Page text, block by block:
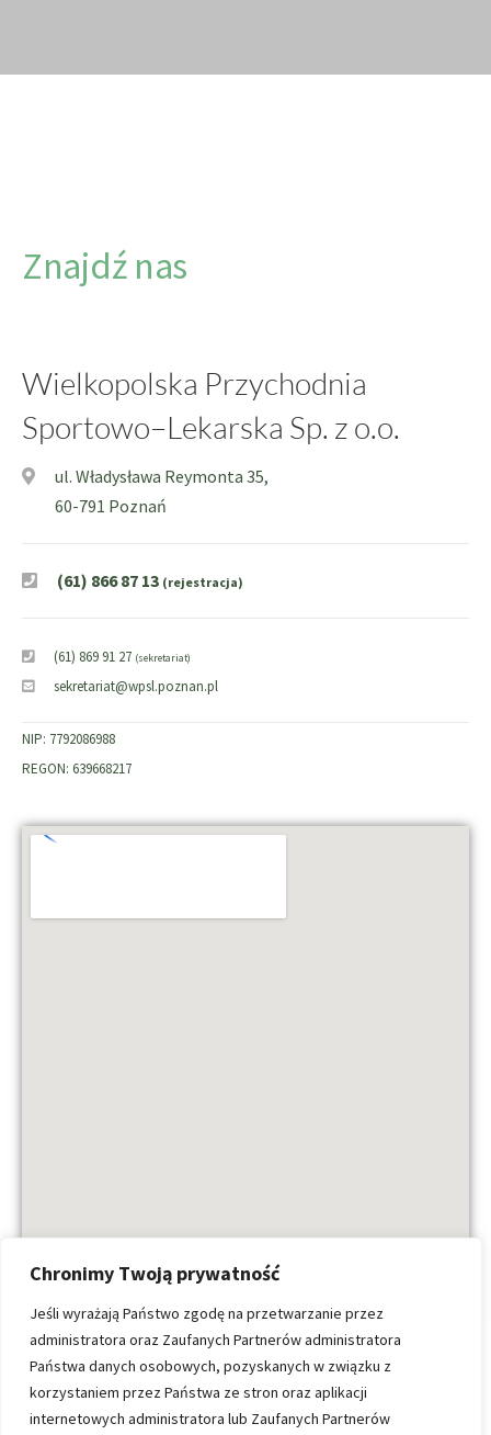
Chronimy Twoją prywatność
Jeśli wyrażają Państwo zgodę na przetwarzanie przez
administratora oraz Zaufanych Partnerów administratora
Państwa danych osobowych, pozyskanych w związku z
korzystaniem przez Państwa ze stron oraz aplikacji
internetowych administratora lub Zaufanych Partnerów
Znajdź nas
Wielkopolska Przychodnia
Sportowo–Lekarska Sp. z o.o.
ul. Władysława Reymonta 35,
60-791 Poznań
(61) 866 87 13 (rejestracja)
(61) 869 91 27 (sekretariat)
sekretariat@wpsl.poznan.pl
NIP: 7792086988
REGON: 639668217
Budynek jest przystosowany do potrzeb osób z
niepełnosprawnościami ruchowymi. Od strony parkingu
dostępny jest podjazd dla wózków.